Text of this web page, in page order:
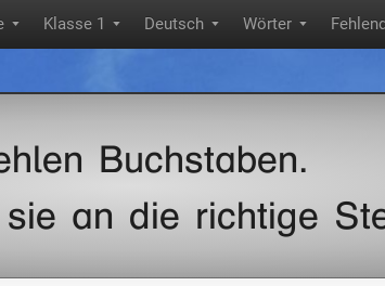
▼ Klasse 1 ▼ Deutsch ▼ Wörter ▼
Buchstaben.
sie an die richtige